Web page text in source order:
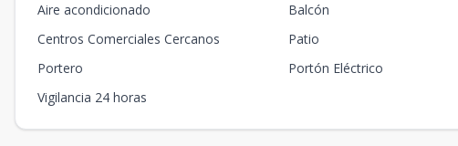
Aire acondicionado Balcón
Centros Comerciales Cercanos
Patio
Portero
Portón Eléctrico
Vigilancia 24 horas